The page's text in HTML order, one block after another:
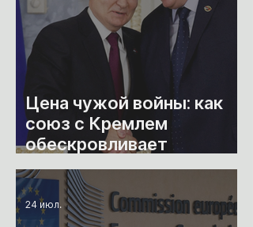
Цена чужой войны: как
союз с Кремлем
обескровливает
Беларусь
24 июл.